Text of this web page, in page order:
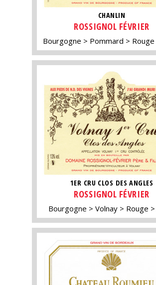
CHANLIN
ROSSIGNOL FÉVRIER
Bourgogne Pommard Rouge
1ER CRU CLOS DES ANGLES
ROSSIGNOL FÉVRIER
Bourgogne Volnay Rouge